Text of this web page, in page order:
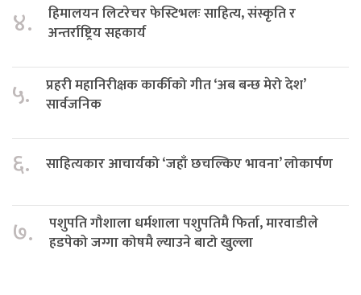
४.
हिमालयन लिटरेचर फेस्टिभलः साहित्य, संस्कृति र
अन्तर्राष्ट्रिय सहकार्य
५.
प्रहरी महानिरीक्षक कार्कीको गीत ‘अब बन्छ मेरो देश’
सार्वजनिक
६. साहित्यकार आचार्यको ‘जहाँ छचल्किए भावना’ लोकार्पण
७.
पशुपति गौशाला धर्मशाला पशुपतिमै फिर्ता, मारवाडीले
हडपेको जग्गा कोषमै ल्याउने बाटो खुल्ला